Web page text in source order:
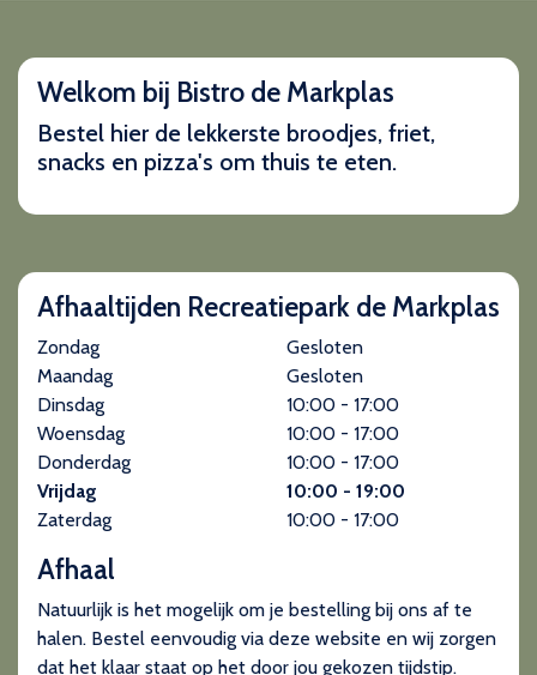
Welkom bij Bistro de Markplas
Bestel hier de lekkerste broodjes, friet,
snacks en pizza's om thuis te eten.
Afhaaltijden Recreatiepark de Markplas
Zondag
Gesloten
Maandag
Gesloten
Dinsdag
10:00 - 17:00
Woensdag
10:00 - 17:00
Donderdag
10:00 - 17:00
Vrijdag
10:00 - 19:00
Zaterdag
10:00 - 17:00
Afhaal
Natuurlijk is het mogelijk om je bestelling bij ons af te
halen. Bestel eenvoudig via deze website en wij zorgen
dat het klaar staat op het door jou gekozen tijdstip.